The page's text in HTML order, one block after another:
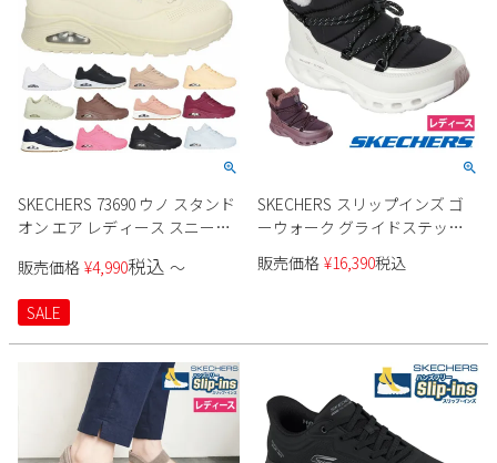
SKECHERS 73690 ウノ スタンド
オン エア レディース スニーカ
販売価格 ¥4,990税込 〜
SALE
SKECHERS スリップインズ ゴ
ーウォーク グライドステップ
2.0 ブート - ジェイド 撥水
144882 レディース
販売価格 ¥16,390税込